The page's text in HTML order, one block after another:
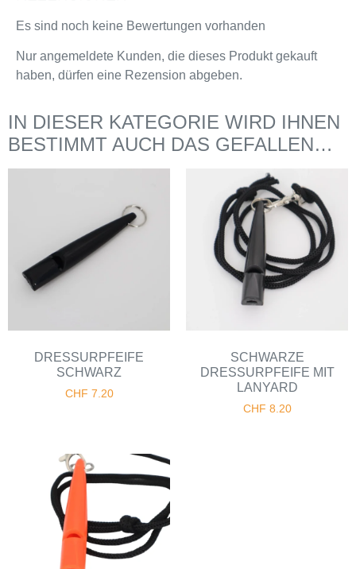
Es sind noch keine Bewertungen vorhanden
Nur angemeldete Kunden, die dieses Produkt gekauft
haben, dürfen eine Rezension abgeben.
IN DIESER KATEGORIE WIRD IHNEN
BESTIMMT AUCH DAS GEFALLEN…
DRESSURPFEIFE
SCHWARZ
CHF 7.20
SCHWARZE
DRESSURPFEIFE MIT
LANYARD
CHF 8.20